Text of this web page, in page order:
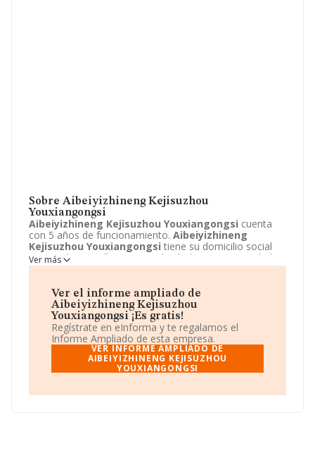
Sobre Aibeiyizhineng Kejisuzhou
Youxiangongsi
Aibeiyizhineng Kejisuzhou Youxiangongsi cuenta
con 5 años de funcionamiento. Aibeiyizhineng
Kejisuzhou Youxiangongsi tiene su domicilio social
registrado en Calle Princesa de Eboli, 21 - 2 C, Madrid,
Madrid. Enmarca su actividad CNAE principal como 4619
no especializado.Aibeiyizhineng Kejisuzhou
Youxiangongsiaparece inscrita como Otras entidades
extranjeras.
Ver más
Ver el informe ampliado de
Aibeiyizhineng Kejisuzhou
Youxiangongsi ¡Es gratis!
Regístrate en eInforma y te regalamos el
Informe Ampliado de esta empresa.
VER INFORME AMPLIADO DE
AIBEIYIZHINENG KEJISUZHOU
YOUXIANGONGSI